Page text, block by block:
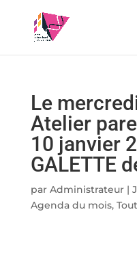
Le
Atelier
10 janvier
GALETTE
par Administrateur|
Agenda du mois,